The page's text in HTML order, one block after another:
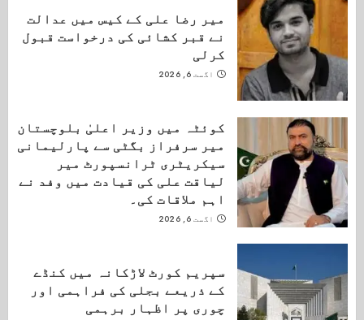
میر رضا علی کے کیس میں عدالت
نے قبر کشائی کی درخواست قبول
کرلی
اگست 6, 2026
کوئٹہ میں وزیر اعلیٰ بلوچستان
میر سرفراز بگٹی سے پارلیمانی
سیکریٹری ٹرانسپورٹ میر
لیاقت علی کی قیادت میں وفد نے
اہم ملاقات کی۔
اگست 6, 2026
سپریم کورٹ لاڑکانہ میں کنڈے
کے ذریعے بجلی کی فراہمی اور
چوری پر اظہار برہمی